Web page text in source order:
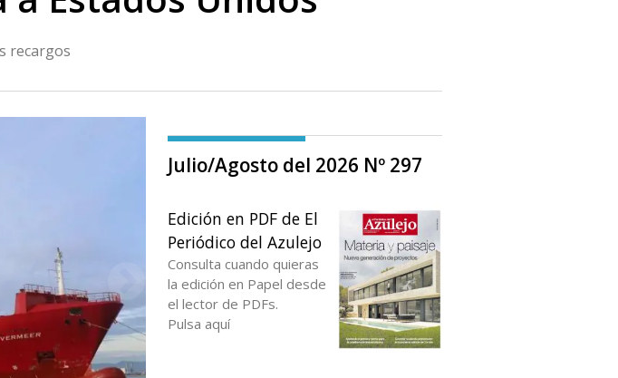
recargos
Julio/Agosto del 2026 Nº 297
Edición en PDF de El
Periódico del Azulejo
Consulta cuando quieras
la edición en Papel desde
el lector de PDFs.
Pulsa aquí